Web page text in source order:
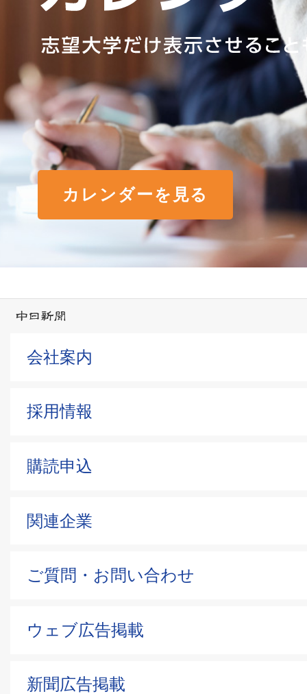
カレンダーを見る
会社案内
採用情報
購読申込
関連企業
ご質問・お問い合わせ
ウェブ広告掲載
新聞広告掲載